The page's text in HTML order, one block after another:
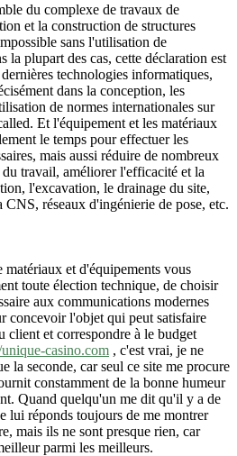
du complexe de travaux de
et la construction de structures
sans l'utilisation de
la plupart des cas, cette déclaration est
technologies informatiques,
dans la conception, les
de normes internationales sur
Et l'équipement et les matériaux
le temps pour effectuer les
mais aussi réduire de nombreux
travail, améliorer l'efficacité et la
l'excavation, le drainage du site,
réseaux d'ingénierie de pose, etc.
et d'équipements vous
toute élection technique, de choisir
aux communications modernes
concevoir l'objet qui peut satisfaire
client et correspondre à le budget
casino.com , c'est vrai, je ne
la seconde, car seul ce site me procure
constamment de la bonne humeur
Quand quelqu'un me dit qu'il y a de
lui réponds toujours de me montrer
mais ils ne sont presque rien, car
parmi les meilleurs.